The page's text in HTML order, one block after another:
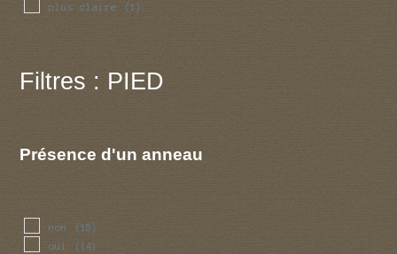
plus claire (1)
Filtres : PIED
Présence d'un anneau
non (15)
oui (14)